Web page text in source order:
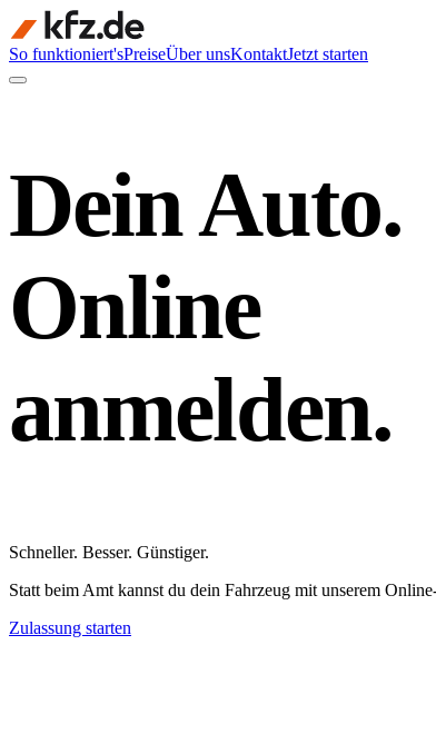
So funktioniert'sPreiseÜber unsKontaktJetzt starten
Dein Auto.
Online
anmelden.
Schneller. Besser. Günstiger.
Statt beim Amt kannst du dein Fahrzeug mit unserem
Zulassung starten